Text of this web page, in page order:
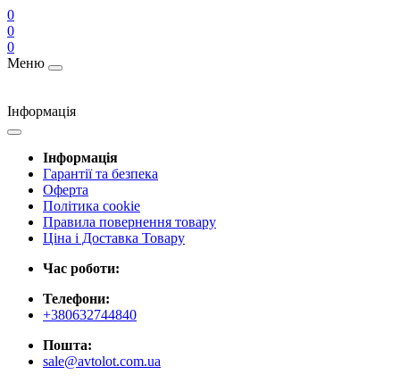
0
0
0
Меню
Інформація
Інформація
Гарантії та безпека
Оферта
Політика cookie
Правила повернення товару
Ціна і Доставка Товару
Час роботи:
Телефони:
+380632744840
Пошта:
sale@avtolot.com.ua